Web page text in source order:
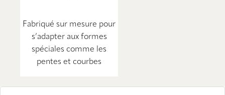
Fabriqué sur mesure pour
s’adapter aux formes
spéciales comme les
pentes et courbes